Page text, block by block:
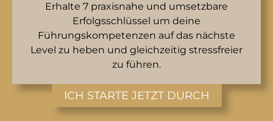
Erhalte 7 praxisnahe und umsetzbare
Erfolgsschlüssel um deine
Führungskompetenzen auf das nächste
Level zu heben und gleichzeitig stressfreier
zu führen.
ICH STARTE JETZT DURCH